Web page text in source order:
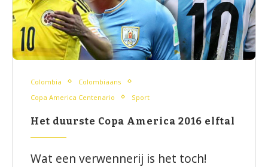
Colombia
Colombiaans
Copa America Centenario
Sport
Het duurste Copa America 2016 elftal
Wat een verwennerij is het toch!